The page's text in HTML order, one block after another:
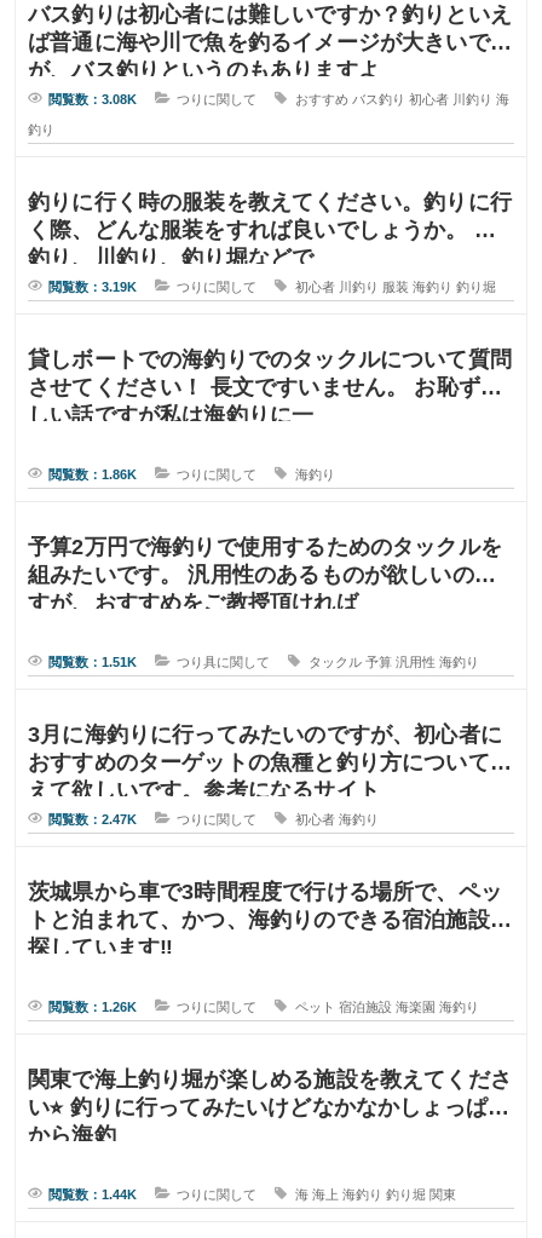
バス釣りは初心者には難しいですか？釣りといえ
ば普通に海や川で魚を釣るイメージが大きいです
が、バス釣りというのもありますよ
閲覧数：3.08K つりに関して おすすめ バス釣り 初心者 川釣り 海
釣り
釣りに行く時の服装を教えてください。釣りに行
く際、どんな服装をすれば良いでしょうか。 海
釣り、川釣り、釣り堀などで
閲覧数：3.19K つりに関して 初心者 川釣り 服装 海釣り 釣り堀
貸しボートでの海釣りでのタックルについて質問
させてください！ 長文ですいません。 お恥ずか
しい話ですが私は海釣りに一
閲覧数：1.86K つりに関して 海釣り
予算2万円で海釣りで使用するためのタックルを
組みたいです。 汎用性のあるものが欲しいので
すが、おすすめをご教授頂ければ
閲覧数：1.51K つり具に関して タックル 予算 汎用性 海釣り
3月に海釣りに行ってみたいのですが、初心者に
おすすめのターゲットの魚種と釣り方について教
えて欲しいです。参考になるサイト
閲覧数：2.47K つりに関して 初心者 海釣り
茨城県から車で3時間程度で行ける場所で、ペッ
トと泊まれて、かつ、海釣りのできる宿泊施設を
探しています‼︎
閲覧数：1.26K つりに関して ペット 宿泊施設 海楽園 海釣り
関東で海上釣り堀が楽しめる施設を教えてくださ
い⭐︎ 釣りに行ってみたいけどなかなかしょっぱな
から海釣
閲覧数：1.44K つりに関して 海 海上 海釣り 釣り堀 関東